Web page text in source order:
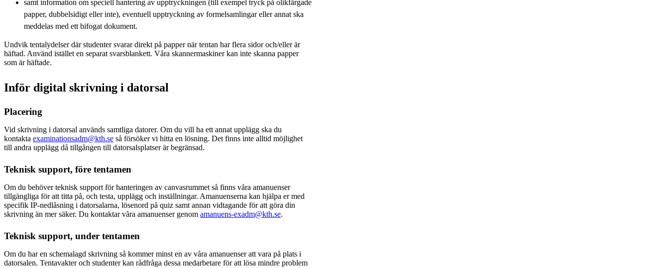
samt information om speciell hantering av upptryckningen (till exempel tryck på olikfärgade
papper, dubbelsidigt eller inte), eventuell upptryckning av formelsamlingar eller annat ska
meddelas med ett bifogat dokument.
Undvik tentalydelser där studenter svarar direkt på papper när tentan har flera sidor och/eller är
häftad. Använd istället en separat svarsblankett. Våra skannermaskiner kan inte skanna papper
som är häftade.
Inför digital skrivning i datorsal
Placering
Vid skrivning i datorsal används samtliga datorer. Om du vill ha ett annat upplägg ska du
kontakta examinationsadm@kth.se så försöker vi hitta en lösning. Det finns inte alltid möjlighet
till andra upplägg då tillgången till datorsalsplatser är begränsad.
Teknisk support, före tentamen
Om du behöver teknisk support för hanteringen av canvasrummet så finns våra amanuenser
tillgängliga för att titta på, och testa, upplägg och inställningar. Amanuenserna kan hjälpa er med
specifik IP-nedlåsning i datorsalarna, lösenord på quiz samt annan vidtagande för att göra din
skrivning än mer säker. Du kontaktar våra amanuenser genom amanuens-exadm@kth.se.
Teknisk support, under tentamen
Om du har en schemalagd skrivning så kommer minst en av våra amanuenser att vara på plats i
datorsalen. Tentavakter och studenter kan rådfråga dessa medarbetare för att lösa mindre problem